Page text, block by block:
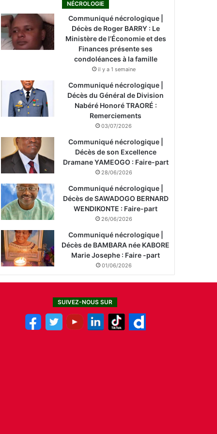
NÉCROLOGIE
Communiqué nécrologique |
Décès de Roger BARRY : Le
Ministère de l’Économie et des
Finances présente ses
condoléances à la famille
il y a 1 semaine
Communiqué nécrologique |
Décès du Général de Division
Nabéré Honoré TRAORÉ :
Remerciements
03/07/2026
Communiqué nécrologique |
Décès de son Excellence
Dramane YAMEOGO : Faire-part
28/06/2026
Communiqué nécrologique |
Décès de SAWADOGO BERNARD
WENDIKONTE : Faire-part
26/06/2026
Communiqué nécrologique |
Décès de BAMBARA née KABORE
Marie Josephe : Faire -part
01/06/2026
SUIVEZ-NOUS SUR